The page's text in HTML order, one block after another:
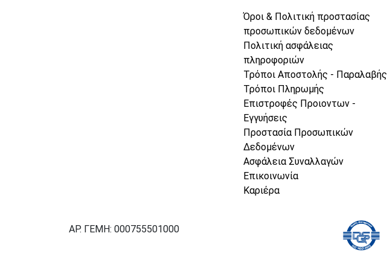
Όροι & Πολιτική προστασίας
προσωπικών δεδομένων
Πολιτική ασφάλειας
πληροφοριών
Τρόποι Αποστολής - Παραλαβής
Τρόποι Πληρωμής
Επιστροφές Προιοντων -
Εγγυήσεις
Προστασία Προσωπικών
Δεδομένων
Ασφάλεια Συναλλαγών
Επικοινωνία
Καριέρα
ΑΡ. ΓΕΜΗ: 000755501000